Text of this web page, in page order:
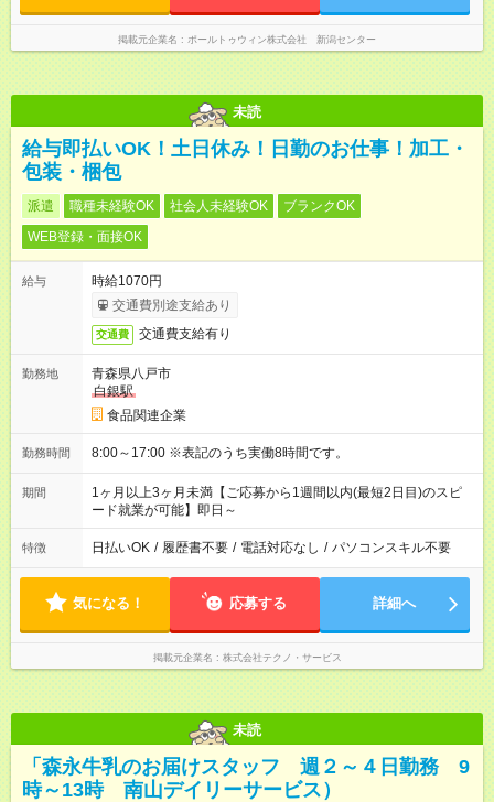
掲載元企業名 ポールトゥウィン株式会社 新潟センター
未読
給与即払いOK！土日休み！日勤のお仕事！加工・
包装・梱包
派遣 職種未経験OK 社会人未経験OK
ブランクOK
WEB登録・面接OK
給与
時給1070円
交通費別途支給あり
交通費 交通費支給有り
勤務地
青森県八戸市
白銀駅
食品関連企業
勤務時間 8:00～17:00 ※表記のうち実働8時間です。
期間
1ヶ月以上3ヶ月未満【ご応募から1週間以内(最短2日目)のスピ
ード就業が可能】即日～
特徴 日払いOK / 履歴書不要 / 電話対応なし / パソコンスキル不要
気になる！ 応募する 詳細へ
掲載元企業名 株式会社テクノ・サービス
未読
「森永牛乳のお届けスタッフ 週２～４日勤務 9
時～13時 南山デイリーサービス）